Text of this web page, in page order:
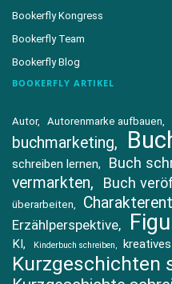
Bookerfly Kongress
Bookerfly Team
Bookerfly Blog
BOOKERFLY ARTIKEL
Autor Autorenmarke aufbauen
buchmarketing
schreiben lernen
Buch
vermarkten
Buch
überarbeiten
Erzählperspektive
KI Kinderbuch schreiben
Kurzgeschichten